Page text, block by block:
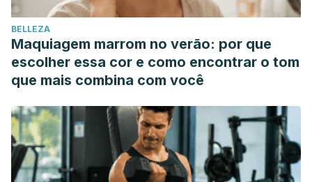
BELLEZA
Maquiagem marrom no verão: por que
escolher essa cor e como encontrar o tom
que mais combina com você